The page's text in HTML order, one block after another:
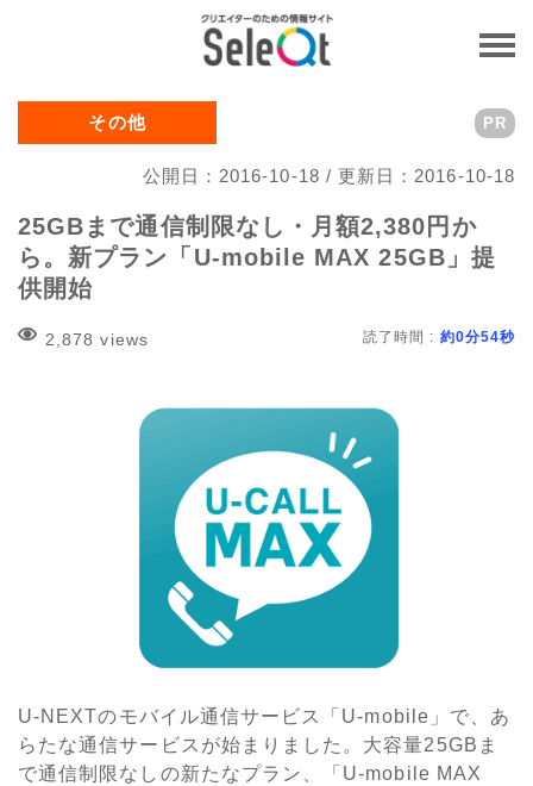
その他
公開日：2016-10-18 / 更新日：2016-10-18
PR
25GBまで通信制限なし・月額2,380円か
ら。新プラン「U-mobile MAX 25GB」提
供開始
2,878 views 読了時間 : 約0分54秒
U-NEXTのモバイル通信サービス「U-mobile」で、あ
らたな通信サービスが始まりました。大容量25GBま
で通信制限なしの新たなプラン、「U-mobile MAX